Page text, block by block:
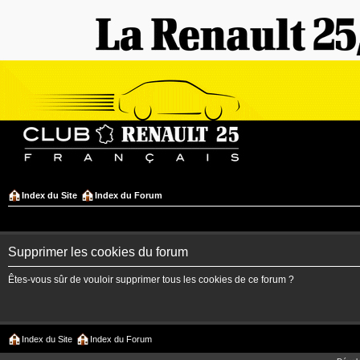
Index du Site Index du Forum
Supprimer les cookies du forum
Êtes-vous sûr de vouloir supprimer tous les cookies de ce forum ?
Index du Site Index du Forum